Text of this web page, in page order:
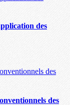
des
des